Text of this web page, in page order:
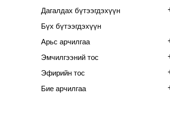
Дагалдах бүтээгдэхүүн
Бүх бүтээгдэхүүн
Арьс арчилгаа
Эмчилгээний тос
Эфирийн тос
Бие арчилгаа